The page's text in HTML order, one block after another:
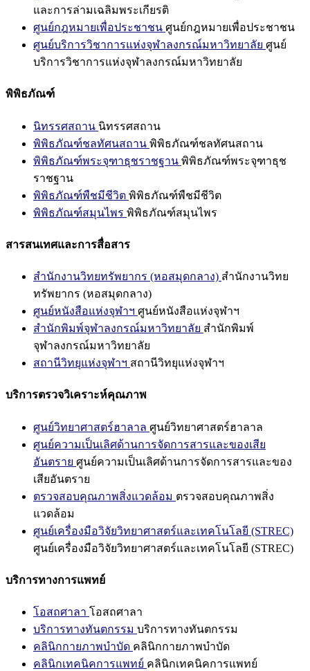
และการล่ามเฉลิมพระเกียรติ
ศูนย์กฎหมายเพื่อประชาชน ศูนย์กฎหมายเพื่อประชาชน
ศูนย์บริการวิชาการแห่งจุฬาลงกรณ์มหาวิทยาลัย ศูนย์
บริการวิชาการแห่งจุฬาลงกรณ์มหาวิทยาลัย
พิพิธภัณฑ์
นิทรรศสถาน นิทรรศสถาน
พิพิธภัณฑ์ชลทัศนสถาน พิพิธภัณฑ์ชลทัศนสถาน
พิพิธภัณฑ์พระจุฑาธุชราชฐาน พิพิธภัณฑ์พระจุฑาธุช
ราชฐาน
พิพิธภัณฑ์พืชมีชีวิต พิพิธภัณฑ์พืชมีชีวิต
พิพิธภัณฑ์สมุนไพร พิพิธภัณฑ์สมุนไพร
สารสนเทศและการสื่อสาร
สำนักงานวิทยทรัพยากร (หอสมุดกลาง) สำนักงานวิทย
ทรัพยากร (หอสมุดกลาง)
ศูนย์หนังสือแห่งจุฬาฯ ศูนย์หนังสือแห่งจุฬาฯ
สำนักพิมพ์จุฬาลงกรณ์มหาวิทยาลัย สำนักพิมพ์
จุฬาลงกรณ์มหาวิทยาลัย
สถานีวิทยุแห่งจุฬาฯ สถานีวิทยุแห่งจุฬาฯ
บริการตรวจวิเคราะห์คุณภาพ
ศูนย์วิทยาศาสตร์ฮาลาล ศูนย์วิทยาศาสตร์ฮาลาล
ศูนย์ความเป็นเลิศด้านการจัดการสารและของเสีย
อันตราย ศูนย์ความเป็นเลิศด้านการจัดการสารและของ
เสียอันตราย
ตรวจสอบคุณภาพสิ่งแวดล้อม ตรวจสอบคุณภาพสิ่ง
แวดล้อม
ศูนย์เครื่องมือวิจัยวิทยาศาสตร์และเทคโนโลยี (STREC)
ศูนย์เครื่องมือวิจัยวิทยาศาสตร์และเทคโนโลยี (STREC)
บริการทางการแพทย์
โอสถศาลา โอสถศาลา
บริการทางทันตกรรม บริการทางทันตกรรม
คลินิกกายภาพบำบัด คลินิกกายภาพบำบัด
คลินิกเทคนิคการแพทย์ คลินิกเทคนิคการแพทย์